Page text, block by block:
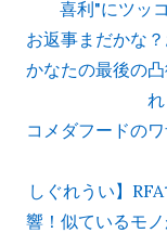
喜利"にツッ
お返事まだかな
かなたの最後の
コメダフードの
しぐれうい】
響！似ているモ